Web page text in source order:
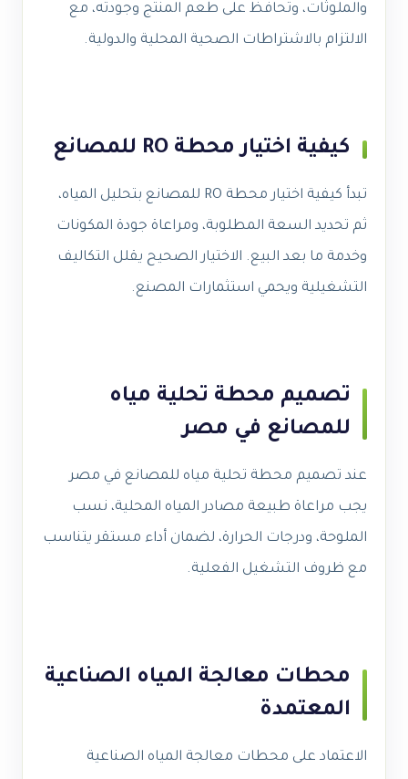
والملوثات، وتحافظ على طعم المنتج وجودته، مع
الالتزام بالاشتراطات الصحية المحلية والدولية.
كيفية اختيار محطة RO للمصانع
تبدأ كيفية اختيار محطة RO للمصانع بتحليل المياه،
ثم تحديد السعة المطلوبة، ومراعاة جودة المكونات
وخدمة ما بعد البيع. الاختيار الصحيح يقلل التكاليف
التشغيلية ويحمي استثمارات المصنع.
تصميم محطة تحلية مياه
للمصانع في مصر
عند تصميم محطة تحلية مياه للمصانع في مصر
يجب مراعاة طبيعة مصادر المياه المحلية، نسب
الملوحة، ودرجات الحرارة، لضمان أداء مستقر يتناسب
مع ظروف التشغيل الفعلية.
محطات معالجة المياه الصناعية
المعتمدة
الاعتماد على محطات معالجة المياه الصناعية